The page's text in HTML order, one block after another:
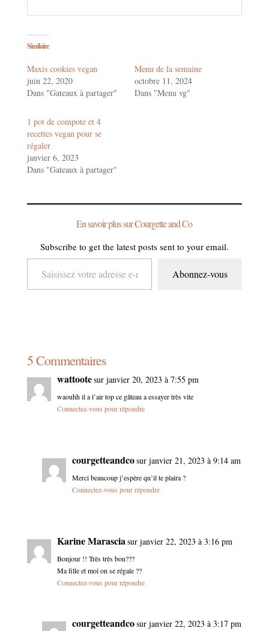
Similaire
Maxis cookies vegan
juin 22, 2020
Dans "Gateaux à partager"
Menu de la semaine
octobre 11, 2024
Dans "Menu vg"
1 pot de compote et 4
recettes vegan pour se
régaler
janvier 6, 2023
Dans "Gateaux à partager"
En savoir plus sur Courgette and Co
Subscribe to get the latest posts sent to your email.
Saisissez votre adresse e-mail…
Abonnez-vous
5 Commentaires
wattootesur janvier 20, 2023 à 7:55 pm
waouhh il a l’air top ce gâteau a essayer très vite
Connectez-vous pour répondre
courgetteandcosur janvier 21, 2023 à 9:14 am
Merci beaucoup j’espère qu’il te plaira ?
Connectez-vous pour répondre
Karine Marasciasur janvier 22, 2023 à 3:16 pm
Bonjour !! Très très bon???
Ma fille et moi on se régale ??
Connectez-vous pour répondre
courgetteandcosur janvier 22, 2023 à 3:17 pm